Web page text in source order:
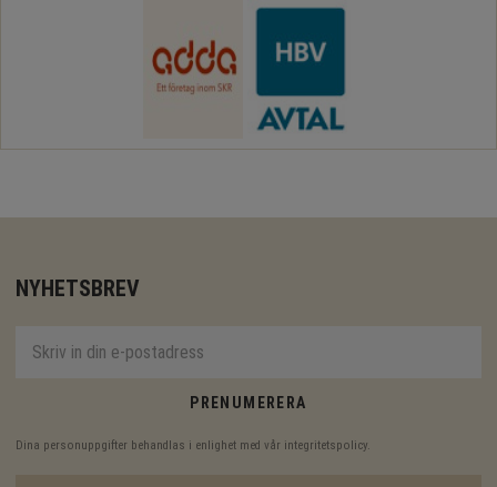
NYHETSBREV
PRENUMERERA
Dina personuppgifter behandlas i enlighet med vår integritetspolicy